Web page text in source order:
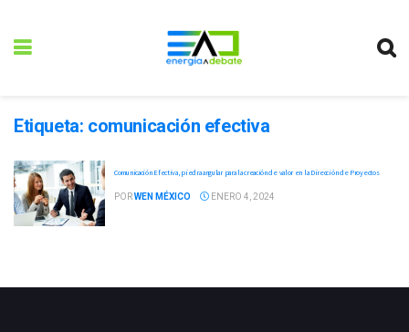
Etiqueta: comunicación efectiva
Comunicación Efectiva, piedra angular para la creación de valor en la Dirección de Proyectos
PORWEN MÉXICO ENERO 4, 2024